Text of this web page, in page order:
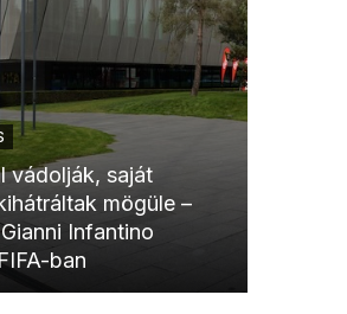
vádolják, saját
mögüle –
Infantino
ban